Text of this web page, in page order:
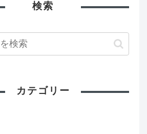
検索
カテゴリー